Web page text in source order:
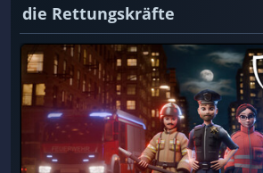
die Rettungskräfte